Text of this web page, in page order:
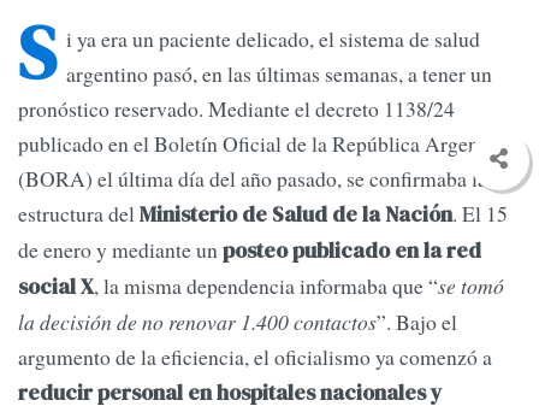
S i ya era un paciente delicado, el sistema de salud
argentino pasó, en las últimas semanas, a tener un
pronóstico reservado. Mediante el decreto 1138/24
publicado en el Boletín Oficial de la República Argentina
(BORA) el última día del año pasado, se confirmaba la
estructura delMinisterio de Salud de la Nación. El 15
de enero y mediante unposteo publicado en la red
social X, la misma dependencia informaba que “se tomó
la decisión de no renovar 1.400 contactos”. Bajo el
argumento de la eficiencia, el oficialismo ya comenzó a
reducir personal en hospitales nacionales y